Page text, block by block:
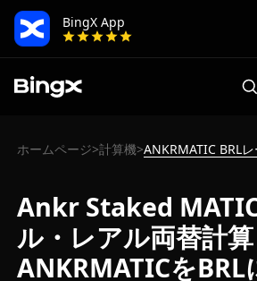
BingX App
ホームページ>計算機>ANKRMATIC BRLレ
Ankr Staked
ル・レアル両替計算
ANKRMATICをBRL